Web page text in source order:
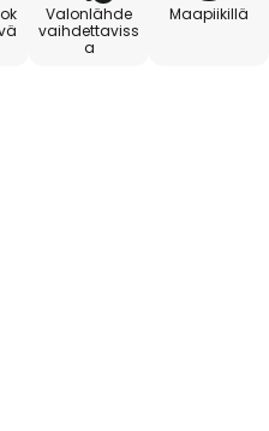
Valonlähde
vaihdettaviss
a
Maapiikillä